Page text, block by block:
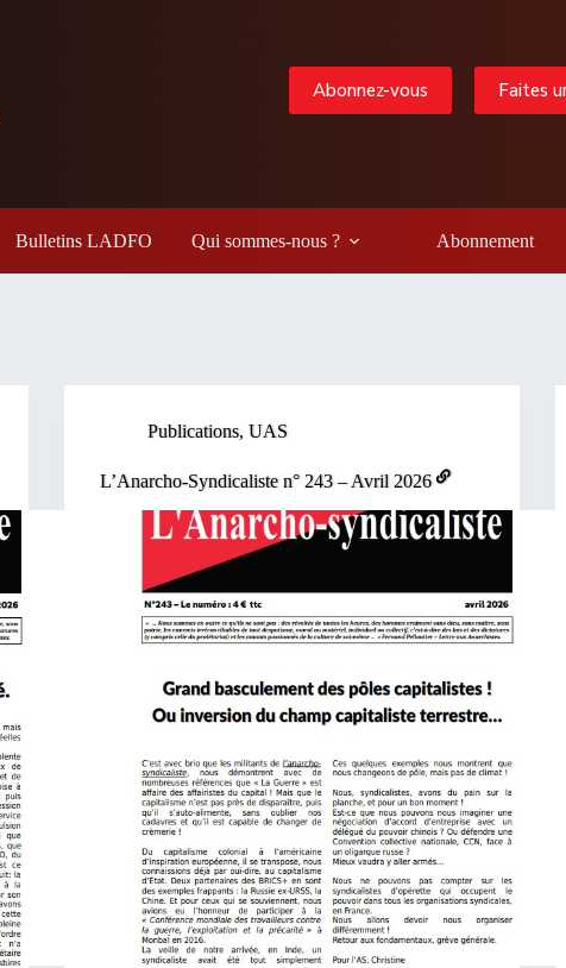
Abonnez-vous Faites
Bulletins LADFO Qui sommes-nous ? Abonnement
Publications,UAS
L’Anarcho-Syndicaliste n° 243 – Avril 2026